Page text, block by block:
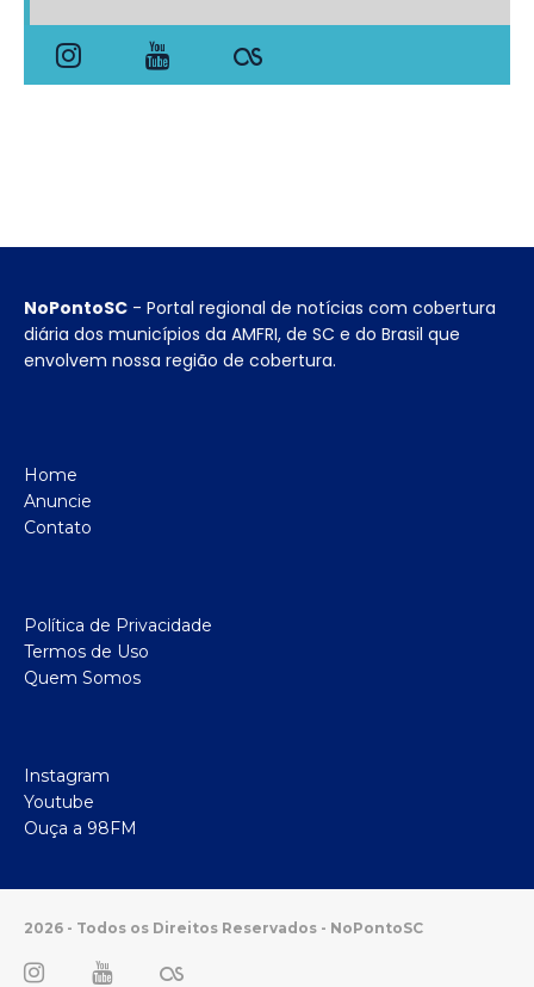
NoPontoSC - Portal regional de notícias com cobertura
diária dos municípios da AMFRI, de SC e do Brasil que
envolvem nossa região de cobertura.
Home
Anuncie
Contato
Política de Privacidade
Termos de Uso
Quem Somos
Instagram
Youtube
Ouça a 98FM
2026 - Todos os Direitos Reservados - NoPontoSC